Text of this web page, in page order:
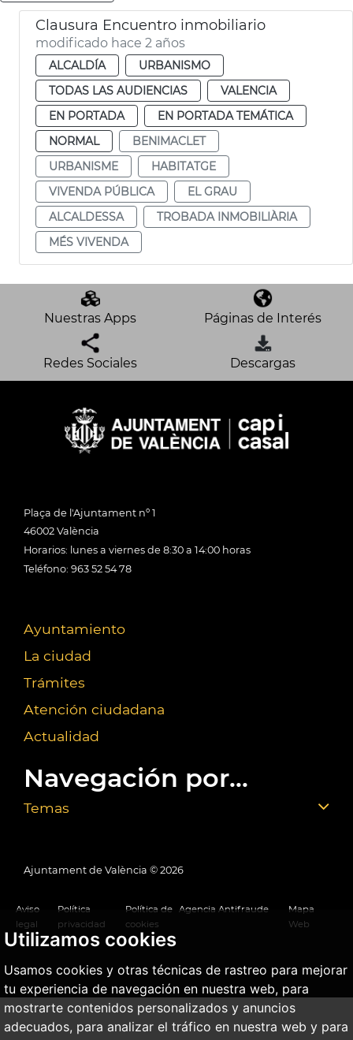
Utilizamos cookies
Usamos cookies y otras técnicas de rastreo para mejorar
tu experiencia de navegación en nuestra web, para
mostrarte contenidos personalizados y anuncios
adecuados, para analizar el tráfico en nuestra web y para
Clausura Encuentro inmobiliario
modificado hace 2 años
ALCALDÍA
URBANISMO
TODAS LAS AUDIENCIAS
VALENCIA
EN PORTADA
EN PORTADA TEMÁTICA
NORMAL
BENIMACLET
URBANISME
HABITATGE
VIVENDA PÚBLICA
EL GRAU
ALCALDESSA
TROBADA INMOBILIÀRIA
MÉS VIVENDA
Nuestras Apps Páginas de Interés
Redes Sociales Descargas
Plaça de l'Ajuntament nº 1
46002 València
Horarios: lunes a viernes de 8:30 a 14:00 horas
Teléfono: 963 52 54 78
Ayuntamiento
La ciudad
Trámites
Atención ciudadana
Actualidad
Navegación por...
Temas
Ajuntament de València © 2026
Aviso
legal
Política
privacidad
Política de
cookies
Agencia Antifraude
Mapa
Web